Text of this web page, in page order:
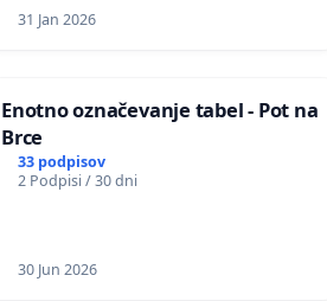
31 Jan 2026
Enotno označevanje tabel - Pot na
Brce
33 podpisov
2 Podpisi / 30 dni
30 Jun 2026